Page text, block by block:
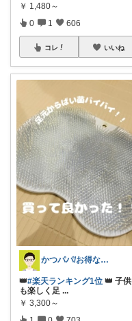
￥ 1,480～
0 1 606
コレ いいね
かつパパ/お得な子供服、育児商品の紹介✨
👑#楽天ランキング1位 👑 子供
も楽しく足 ...
￥ 3,300～